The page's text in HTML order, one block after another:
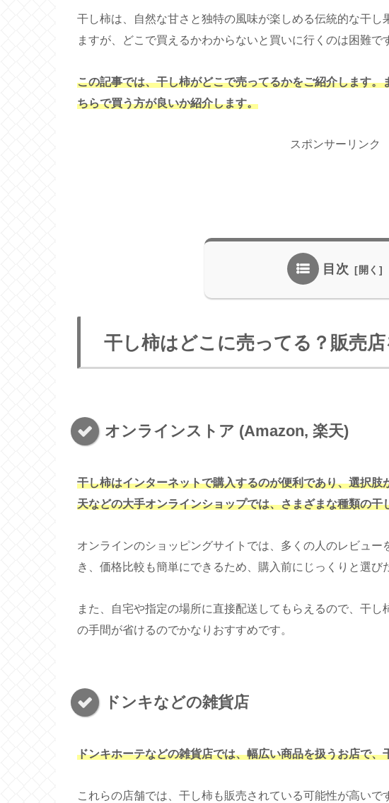
干し柿は、自然な甘さと独特の風味が楽しめる伝統的な干し
ますが、どこで買えるかわからないと買いに行くのは困難で
この記事では、干し柿がどこで売ってるかをご紹介します
ちらで買う方が良いか紹介します。
スポンサーリンク
目次
干し柿はどこに売ってる？販売
オンラインストア (Amazon, 楽天)
干し柿はインターネットで購入するのが便利であり、選択
天などの大手オンラインショップでは、さまざまな種類の干
オンラインのショッピングサイトでは、多くの人のレビュ
き、価格比較も簡単にできるため、購入前にじっくりと選び
また、自宅や指定の場所に直接配送してもらえるので、干
の手間が省けるのでかなりおすすめです。
ドンキなどの雑貨店
ドンキホーテなどの雑貨店では、幅広い商品を扱うお店で、
これらの店舗では、干し柿も販売されている可能性が高い